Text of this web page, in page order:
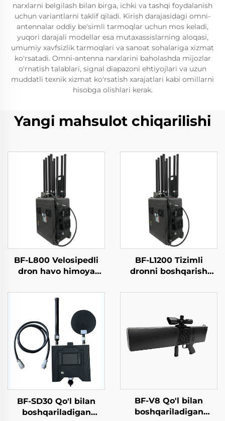
narxlarni belgilash bilan birga, ichki va tashqi foydalanish
uchun variantlarni taklif qiladi. Kirish darajasidagi omni-
antennalar oddiy be'simli tarmoqlar uchun mos keladi,
yuqori darajali modellar esa mutaxassislarning aloqasi,
umumiy xavfsizlik tarmoqlari va sanoat sohalariga xizmat
ko'rsatadi. Omni-antenna narxlarini baholashda mijozlar
o'rnatish talablari, signal diapazoni ehtiyojlari va uzun
muddatli texnik xizmat ko'rsatish xarajatlari kabi omillarni
hisobga olishlari kerak.
Yangi mahsulot chiqarilishi
BF-L800 Velosipedli
dron havo himoya
BF-L1200 Tizimli
dronni boshqarish
BF-SD30 Qo'l bilan
boshqariladigan
BF-V8 Qo'l bilan
boshqariladigan